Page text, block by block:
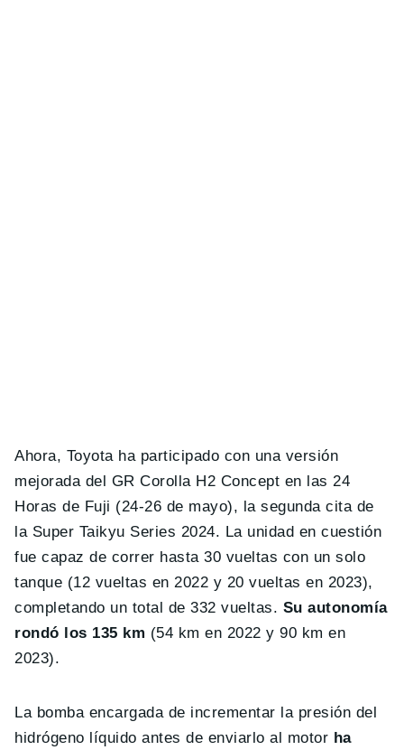
Ahora, Toyota ha participado con una versión
mejorada del GR Corolla H2 Concept en las 24
Horas de Fuji (24-26 de mayo), la segunda cita de
la Super Taikyu Series 2024. La unidad en cuestión
fue capaz de correr hasta 30 vueltas con un solo
tanque (12 vueltas en 2022 y 20 vueltas en 2023),
completando un total de 332 vueltas. Su autonomía
rondó los 135 km (54 km en 2022 y 90 km en
2023).
La bomba encargada de incrementar la presión del
hidrógeno líquido antes de enviarlo al motor ha